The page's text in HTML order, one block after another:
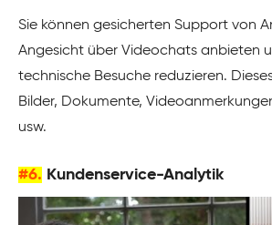
Sie können gesicherten Support von
Angesicht über Videochats anbieten
technische Besuche reduzieren.
Bilder, Dokumente,
usw.
#6. Kundenservice-Analytik